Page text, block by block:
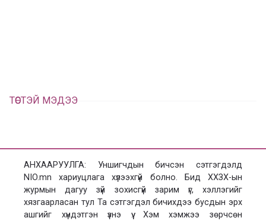
ТӨСТЭЙ МЭДЭЭ
АНХААРУУЛГА: Уншигчдын бичсэн сэтгэгдэлд
NIO.mn хариуцлага хүлээхгүй болно. Бид ХХЗХ-ын
журмын дагуу зүй зохисгүй зарим үг, хэллэгийг
хязгаарласан тул Та сэтгэгдэл бичихдээ бусдын эрх
ашгийг хүндэтгэн үзнэ үү. Хэм хэмжээ зөрчсөн